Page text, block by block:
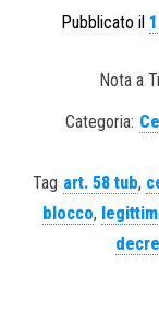
Pubblicato il
Nota a
Categoria:
Tag art. 58 tub,
blocco,